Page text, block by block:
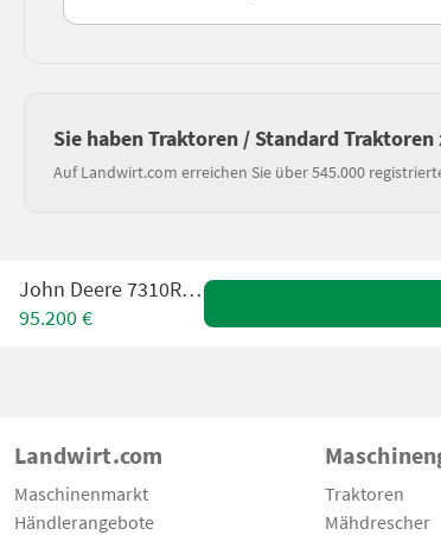
Sie haben Traktoren / Standard
Auf Landwirt.com erreichen Sie über 545.000
John Deere 7310R - E23
95.200 €
Landwirt.com
Maschinenmarkt
Händlerangebote
Traktoren
Mähdrescher